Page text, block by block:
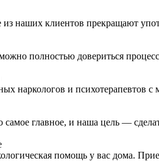
наших клиентов прекращают
полностью довериться
наркологов и психотерапевтов
главное, и наша цель —
помощь у вас дома.